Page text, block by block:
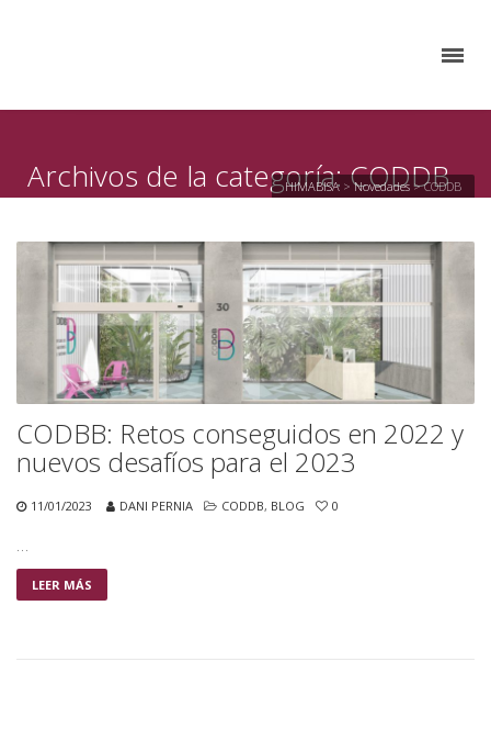
Archivos de la categoría: CODDB
HIMABISA >Novedades >CODDB
CODBB: Retos conseguidos en 2022 y
nuevos desafíos para el 2023
11/01/2023 DANI PERNIA CODDB, BLOG 0
…
LEER MÁS